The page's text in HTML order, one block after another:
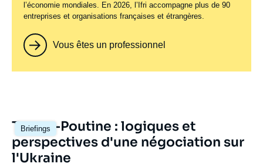
l’économie mondiales. En 2026, l’Ifri accompagne plus de 90
entreprises et organisations françaises et étrangères.
Vous êtes un professionnel
Briefings
Image
principale
Trump-Poutine : logiques et
perspectives d'une négociation sur
l'Ukraine